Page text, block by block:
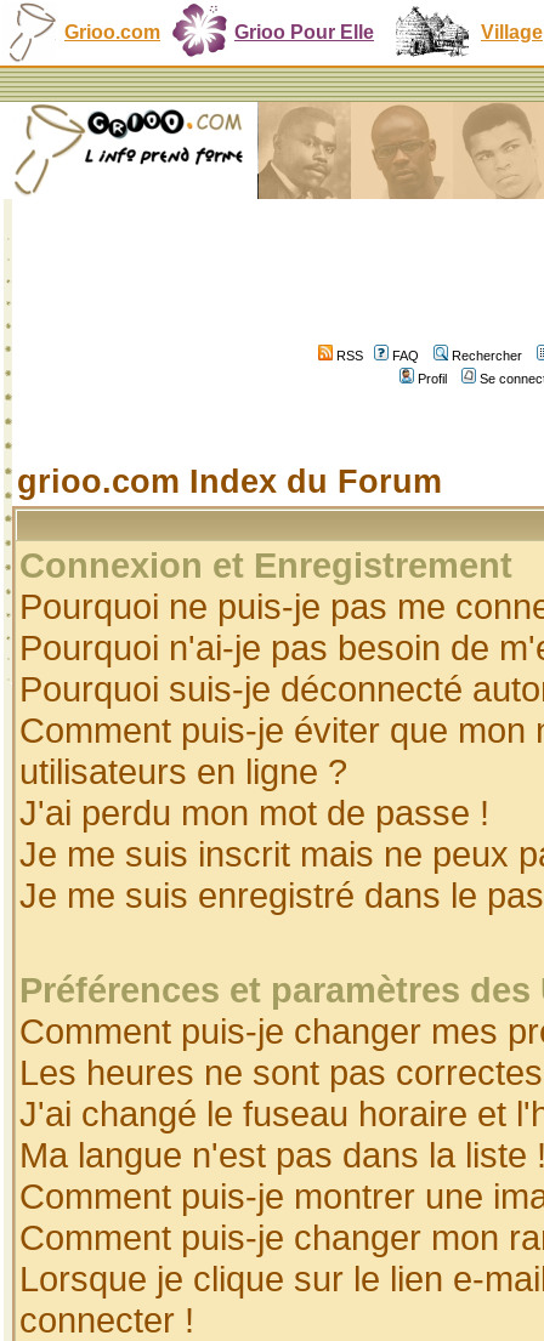
Grioo.com Grioo Pour Elle Village
RSS FAQ
Rechercher
Profil
Se
grioo.com Index du Forum
Connexion et Enregistrement
Pourquoi ne puis-je pas me
Pourquoi n'ai-je pas besoin de
Pourquoi suis-je déconnecté
Comment puis-je éviter que
utilisateurs en ligne ?
J'ai perdu mon mot de passe !
Je me suis inscrit mais ne peux
Je me suis enregistré dans le
Préférences et paramètres
Comment puis-je changer mes
Les heures ne sont pas
J'ai changé le fuseau horaire et
Ma langue n'est pas dans la liste
Comment puis-je montrer une
Comment puis-je changer mon
Lorsque je clique sur le lien e-
connecter !